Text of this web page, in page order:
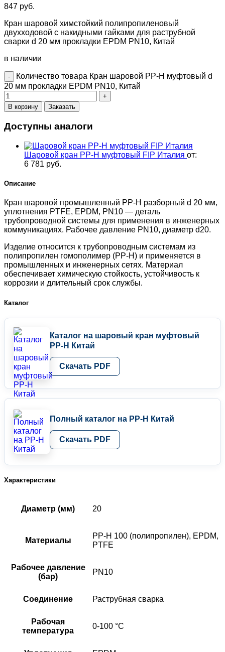
847 руб.
Кран шаровой химстойкий полипропиленовый
двухходовой с накидными гайками для раструбной
сварки d 20 мм прокладки EPDM PN10, Китай
в наличии
Количество товара Кран шаровой PP-H муфтовый d
20 мм прокладки EPDM PN10, Китай
В корзину Заказать
Доступны аналоги
Шаровой кран PP-H муфтовый FIP Италия от:
6 781 руб.
Описание
Кран шаровой промышленный PP-H разборный d 20 мм,
уплотнения PTFE, EPDM, PN10 — деталь
трубопроводной системы для применения в инженерных
коммуникациях. Рабочее давление PN10, диаметр d20.
Изделие относится к трубопроводным системам из
полипропилен гомополимер (PP-H) и применяется в
промышленных и инженерных сетях. Материал
обеспечивает химическую стойкость, устойчивость к
коррозии и длительный срок службы.
Каталог
Каталог на шаровый кран муфтовый
PP-H Китай
Скачать PDF
Полный каталог на PP-H Китай
Скачать PDF
Характеристики
Диаметр (мм) 20
Материалы
PP-H 100 (полипропилен), EPDM,
PTFE
Рабочее давление
(бар)
PN10
Соединение Раструбная сварка
Рабочая
температура
0-100 °C